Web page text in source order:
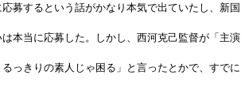
募するという話がかなり本気で出ていたし、新国
本当に応募した。しかし、西河克己監督が「主演
っきりの素人じゃ困る」と言ったとかで、すでに